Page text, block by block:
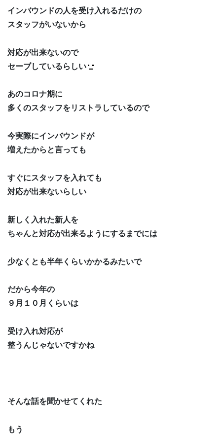
インバウンドの人を受け入れるだけの
スタッフがいないから
対応が出来ないので
セーブしているらしい
あのコロナ期に
多くのスタッフをリストラしているので
今実際にインバウンドが
増えたからと言っても
すぐにスタッフを入れても
対応が出来ないらしい
新しく入れた新人を
ちゃんと対応が出来るようにするまでには
少なくとも半年くらいかかるみたいで
だから今年の
９月１０月くらいは
受け入れ対応が
整うんじゃないですかね
そんな話を聞かせてくれた
もう